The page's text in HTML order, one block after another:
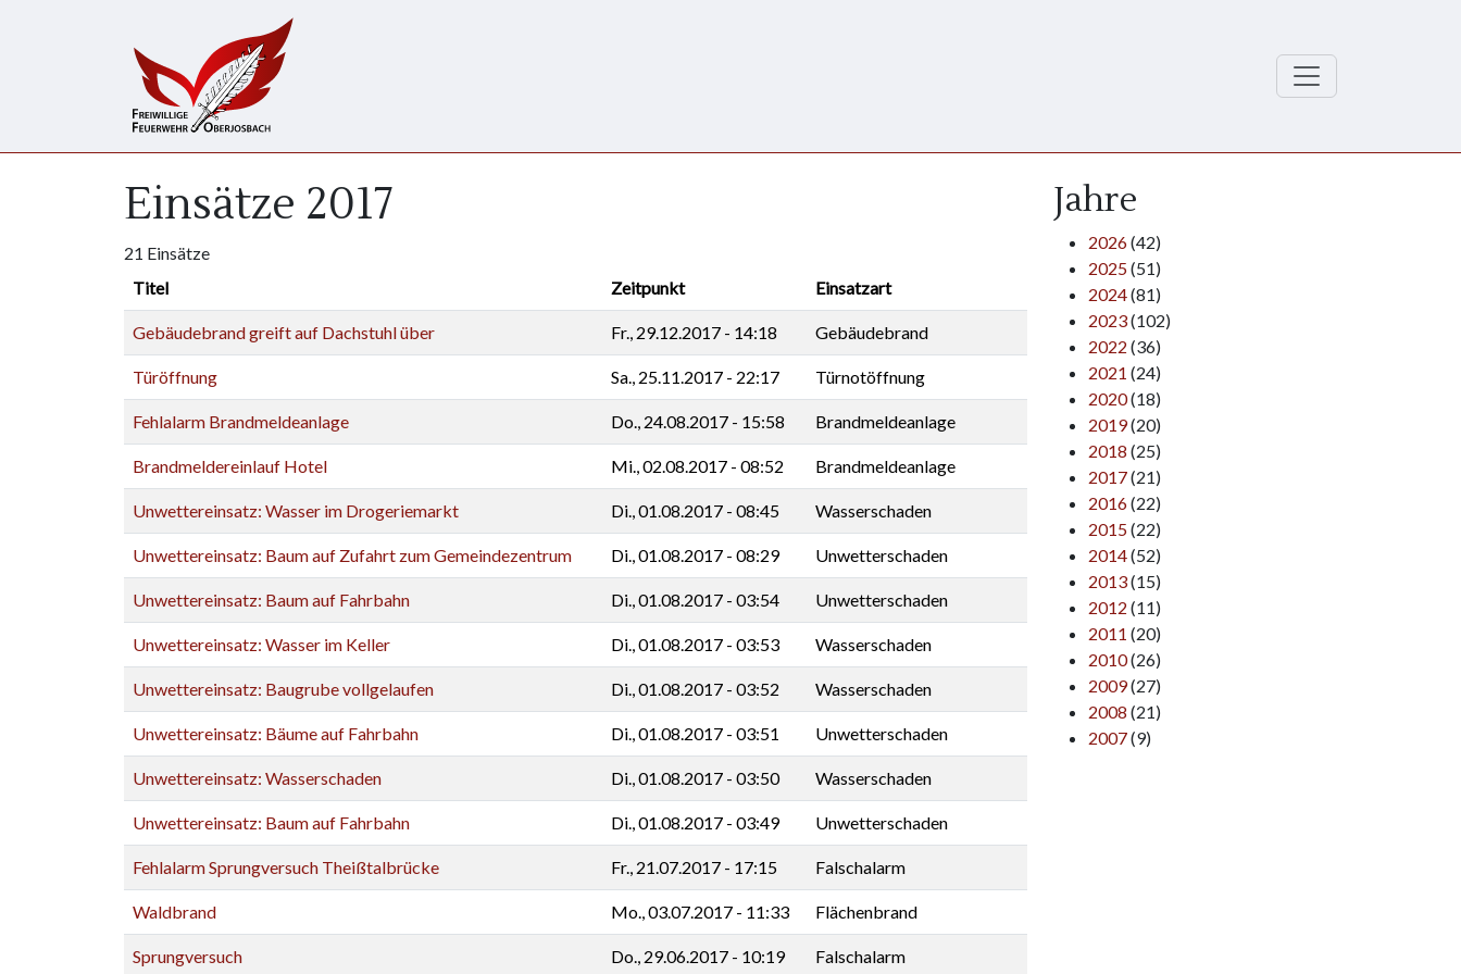
Einsätze 2017
21 Einsätze
Titel
Zeitpunkt Einsatzart
Gebäudebrand greift auf Dachstuhl über Fr., 29.12.2017 - 14:18 Gebäudebrand
Türöffnung Sa., 25.11.2017 - 22:17 Türnotöffnung
Fehlalarm Brandmeldeanlage Do., 24.08.2017 - 15:58 Brandmeldeanlage
Brandmeldereinlauf Hotel Mi., 02.08.2017 - 08:52 Brandmeldeanlage
Unwettereinsatz: Wasser im Drogeriemarkt Di., 01.08.2017 - 08:45 Wasserschaden
Unwettereinsatz: Baum auf Zufahrt zum Gemeindezentrum Di., 01.08.2017 - 08:29 Unwetterschaden
Unwettereinsatz: Baum auf Fahrbahn Di., 01.08.2017 - 03:54 Unwetterschaden
Unwettereinsatz: Wasser im Keller Di., 01.08.2017 - 03:53 Wasserschaden
Unwettereinsatz: Baugrube vollgelaufen Di., 01.08.2017 - 03:52 Wasserschaden
Unwettereinsatz: Bäume auf Fahrbahn Di., 01.08.2017 - 03:51 Unwetterschaden
Unwettereinsatz: Wasserschaden Di., 01.08.2017 - 03:50 Wasserschaden
Unwettereinsatz: Baum auf Fahrbahn Di., 01.08.2017 - 03:49 Unwetterschaden
Fehlalarm Sprungversuch Theißtalbrücke Fr., 21.07.2017 - 17:15 Falschalarm
Waldbrand Mo., 03.07.2017 - 11:33 Flächenbrand
Sprungversuch Do., 29.06.2017 - 10:19 Falschalarm
Jahre
2026(42)
2025(51)
2024(81)
2023(102)
2022 (36)
2021 (24)
2020(18)
2019(20)
2018 (25)
2017(21)
2016(22)
2015(22)
2014(52)
2013(15)
2012 (11)
2011 (20)
2010(26)
2009(27)
2008 (21)
2007(9)